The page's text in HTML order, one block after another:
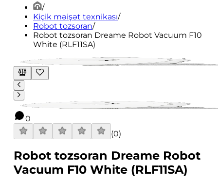
/
Kiçik məişət texnikası/
Robot tozsoran/
Robot tozsoran Dreame Robot Vacuum F10
White (RLF11SA)
0
(0)
Robot tozsoran Dreame Robot
Vacuum F10 White (RLF11SA)